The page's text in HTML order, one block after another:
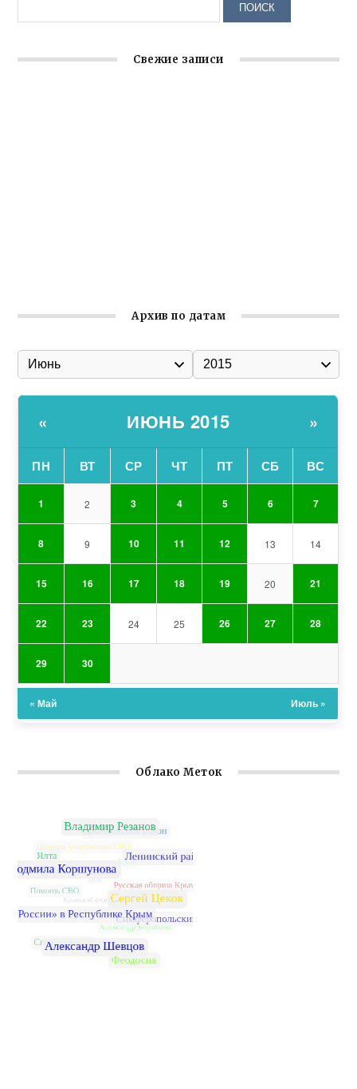
Свежие записи
Архив по датам
« ИЮНЬ 2015 »
ПН ВТ СР ЧТ ПТ СБ ВС
1 2 3 4 5 6 7
8 9 10 11 12 13 14
15 16 17 18 19 20 21
22 23 24 25 26 27 28
29 30
« Май Июль »
Облако Меток